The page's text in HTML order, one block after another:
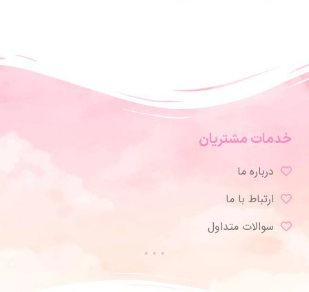
خدمات مشتریان
درباره ما
ارتباط با ما
سوالات متداول